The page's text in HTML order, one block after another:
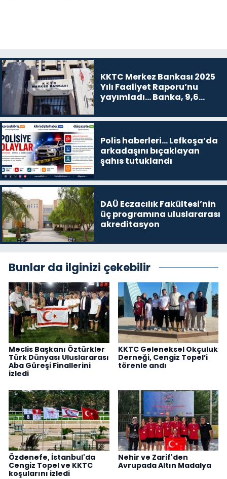
KKTC Merkez Bankası 2025
Yılı Faaliyet Raporu’nu
yayımladı... Banka, 9,6
Polis haberleri… Lefkoşa’da
arkadaşını bıçaklayan
şahıs tutuklandı
DAÜ Eczacılık Fakültesi’nin
üç programına uluslararası
akreditasyon
Bunlar da ilginizi çekebilir
Meclis Başkanı Öztürkler
Türk Dünyası Uluslararası
Aba Güreşi Finallerini
izledi
KKTC Geleneksel Okçuluk
Derneği, Cengiz Topel’i
törenle andı
Özdenefe, İstanbul'da
Cengiz Topel ve KKTC
koşularını izledi
Nehir ve Zarif'den
Avrupada Altın Madalya